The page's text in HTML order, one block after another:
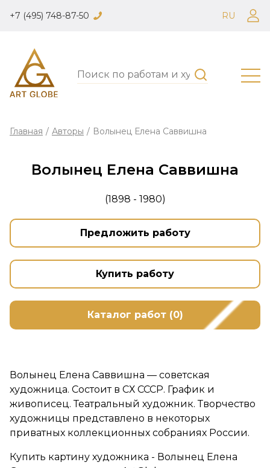
+7 (495) 748-87-50 RU
Главная / Авторы / Волынец Елена Саввишна
Волынец Елена Саввишна
(1898 - 1980)
Предложить работу
Купить работу
Каталог работ (0)
Волынец Елена Саввишна — советская
художница. Состоит в СХ СССР. График и
живописец. Театральный художник. Творчество
художницы представлено в некоторых
приватных коллекционных собраниях России.
Купить картину художника - Волынец Елена